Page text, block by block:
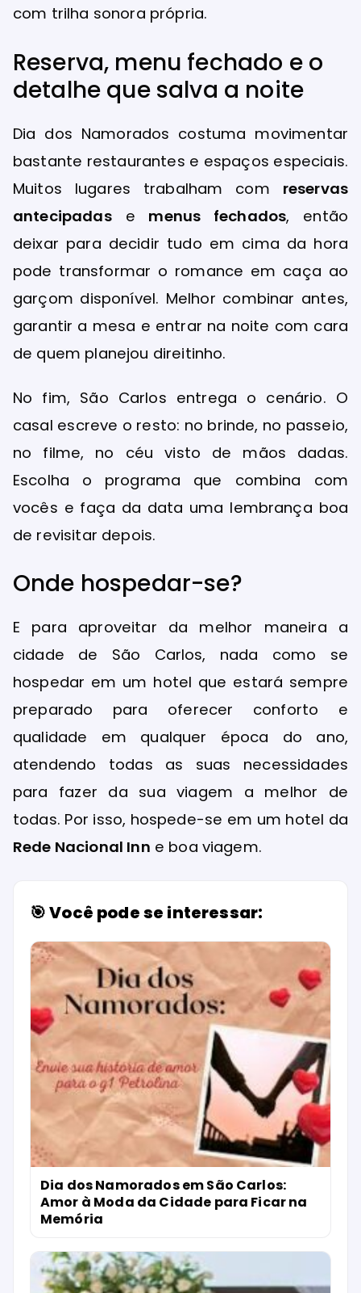
com trilha sonora própria.
Reserva, menu fechado e o
detalhe que salva a noite
Dia dos Namorados costuma movimentar
bastante restaurantes e espaços especiais.
Muitos lugares trabalham com reservas
antecipadase menus fechados, então
deixar para decidir tudo em cima da hora
pode transformar o romance em caça ao
garçom disponível. Melhor combinar antes,
garantir a mesa e entrar na noite com cara
de quem planejou direitinho.
No fim, São Carlos entrega o cenário. O
casal escreve o resto: no brinde, no passeio,
no filme, no céu visto de mãos dadas.
Escolha o programa que combina com
vocês e faça da data uma lembrança boa
de revisitar depois.
Onde hospedar-se?
E para aproveitar da melhor maneira a
cidade de São Carlos, nada como se
hospedar em um hotel que estará sempre
preparado para oferecer conforto e
qualidade em qualquer época do ano,
atendendo todas as suas necessidades
para fazer da sua viagem a melhor de
todas. Por isso, hospede-se em um hotel da
Rede Nacional Inn e boa viagem.
🎯 Você pode se interessar:
Dia dos Namorados em São Carlos:
Amor à Moda da Cidade para Ficar na
Memória